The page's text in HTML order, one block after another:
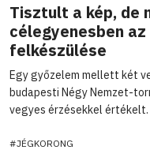
Tisztult a kép, de
célegyenesben
felkészülése
Egy győzelem mellett két
budapesti Négy Nemzet-
vegyes érzésekkel értékelt.
#JÉGKORONG